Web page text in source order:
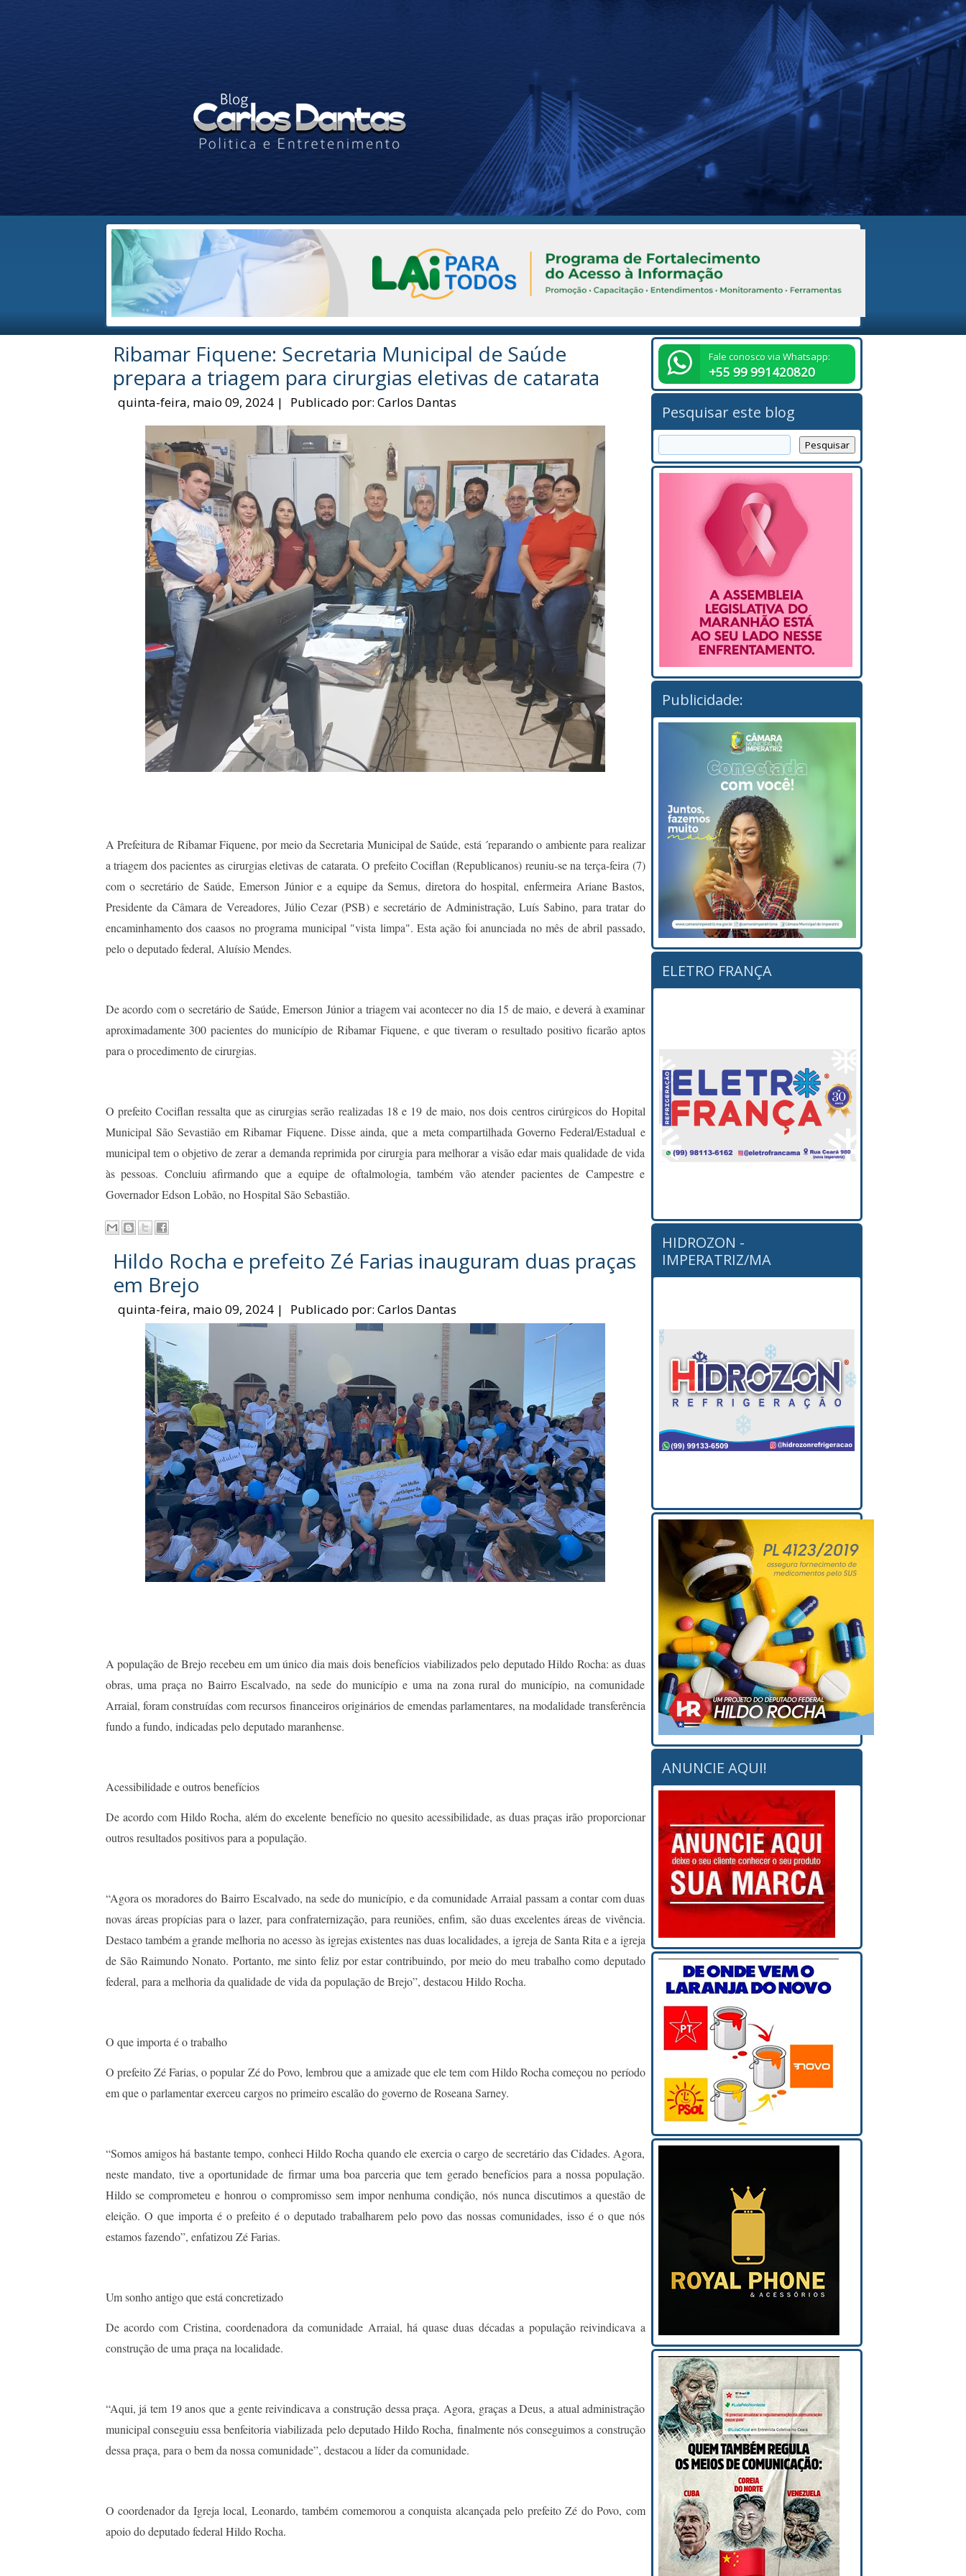
Ribamar Fiquene: Secretaria Municipal de Saúde
prepara a triagem para cirurgias eletivas de catarata
quinta-feira, maio 09, 2024| Publicado por: Carlos Dantas
A Prefeitura de Ribamar Fiquene, por meio da Secretaria Municipal de Saúde, está ´reparando o ambiente para realizar
a triagem dos pacientes as cirurgias eletivas de catarata. O prefeito Cociflan (Republicanos) reuniu-se na terça-feira (7)
com o secretário de Saúde, Emerson Júnior e a equipe da Semus, diretora do hospital, enfermeira Ariane Bastos,
Presidente da Câmara de Vereadores, Júlio Cezar (PSB) e secretário de Administração, Luís Sabino, para tratar do
encaminhamento dos caasos no programa municipal "vista limpa". Esta ação foi anunciada no mês de abril passado,
pelo o deputado federal, Aluísio Mendes.
De acordo com o secretário de Saúde, Emerson Júnior a triagem vai acontecer no dia 15 de maio, e deverá à examinar
aproximadamente 300 pacientes do município de Ribamar Fiquene, e que tiveram o resultado positivo ficarão aptos
para o procedimento de cirurgias.
O prefeito Cociflan ressalta que as cirurgias serão realizadas 18 e 19 de maio, nos dois centros cirúrgicos do Hopital
Municipal São Sevastião em Ribamar Fiquene. Disse ainda, que a meta compartilhada Governo Federal/Estadual e
municipal tem o objetivo de zerar a demanda reprimida por cirurgia para melhorar a visão edar mais qualidade de vida
às pessoas. Concluiu afirmando que a equipe de oftalmologia, também vão atender pacientes de Campestre e
Governador Edson Lobão, no Hospital São Sebastião.
Hildo Rocha e prefeito Zé Farias inauguram duas praças
em Brejo
quinta-feira, maio 09, 2024| Publicado por: Carlos Dantas
A população de Brejo recebeu em um único dia mais dois benefícios viabilizados pelo deputado Hildo Rocha: as duas
obras, uma praça no Bairro Escalvado, na sede do município e uma na zona rural do município, na comunidade
Arraial, foram construídas com recursos financeiros originários de emendas parlamentares, na modalidade transferência
fundo a fundo, indicadas pelo deputado maranhense.
Acessibilidade e outros benefícios
De acordo com Hildo Rocha, além do excelente benefício no quesito acessibilidade, as duas praças irão proporcionar
outros resultados positivos para a população.
“Agora os moradores do Bairro Escalvado, na sede do município, e da comunidade Arraial passam a contar com duas
novas áreas propícias para o lazer, para confraternização, para reuniões, enfim, são duas excelentes áreas de vivência.
Destaco também a grande melhoria no acesso às igrejas existentes nas duas localidades, a igreja de Santa Rita e a igreja
de São Raimundo Nonato. Portanto, me sinto feliz por estar contribuindo, por meio do meu trabalho como deputado
federal, para a melhoria da qualidade de vida da população de Brejo”, destacou Hildo Rocha.
O que importa é o trabalho
O prefeito Zé Farias, o popular Zé do Povo, lembrou que a amizade que ele tem com Hildo Rocha começou no período
em que o parlamentar exerceu cargos no primeiro escalão do governo de Roseana Sarney.
“Somos amigos há bastante tempo, conheci Hildo Rocha quando ele exercia o cargo de secretário das Cidades. Agora,
neste mandato, tive a oportunidade de firmar uma boa parceria que tem gerado benefícios para a nossa população.
Hildo se comprometeu e honrou o compromisso sem impor nenhuma condição, nós nunca discutimos a questão de
eleição. O que importa é o prefeito é o deputado trabalharem pelo povo das nossas comunidades, isso é o que nós
estamos fazendo”, enfatizou Zé Farias.
Um sonho antigo que está concretizado
De acordo com Cristina, coordenadora da comunidade Arraial, há quase duas décadas a população reivindicava a
construção de uma praça na localidade.
“Aqui, já tem 19 anos que a gente reivindicava a construção dessa praça. Agora, graças a Deus, a atual administração
municipal conseguiu essa benfeitoria viabilizada pelo deputado Hildo Rocha, finalmente nós conseguimos a construção
dessa praça, para o bem da nossa comunidade”, destacou a líder da comunidade.
O coordenador da Igreja local, Leonardo, também comemorou a conquista alcançada pelo prefeito Zé do Povo, com
apoio do deputado federal Hildo Rocha.
Fale conosco via Whatsapp:
+55 99 991420820
Pesquisar este blog
Publicidade:
ELETRO FRANÇA
HIDROZON -
IMPERATRIZ/MA
ANUNCIE AQUI!